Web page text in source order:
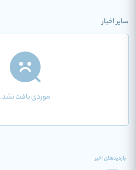
سایر اخبار
موردی یافت نشد.
بازدیدهای اخیر